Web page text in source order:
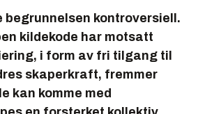
begrunnelsen kontroversiell.
kildekode har motsatt
i form av fri tilgang til
skaperkraft, fremmer
kan komme med